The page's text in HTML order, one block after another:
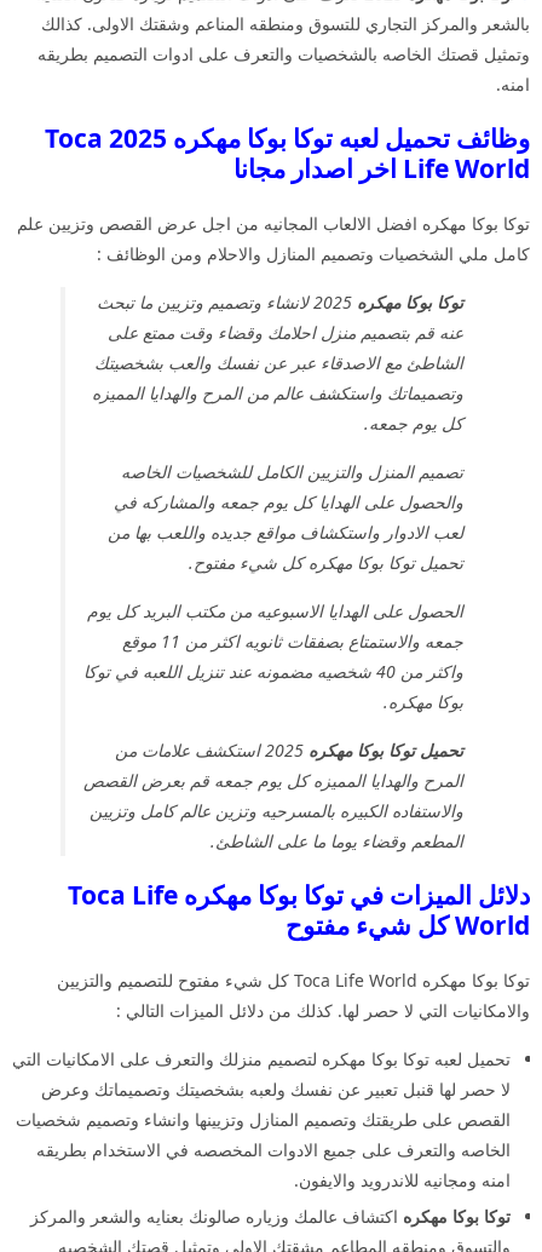
بالشعر والمركز التجاري للتسوق ومنطقه المناعم وشقتك الاولى. كذالك
وتمثيل قصتك الخاصه بالشخصيات والتعرف على ادوات التصميم بطريقه
امنه.
وظائف تحميل لعبه توكا بوكا مهكره 2025 Toca
Life World اخر اصدار مجانا
توكا بوكا مهكره افضل الالعاب المجانيه من اجل عرض القصص وتزيين علم
كامل ملي الشخصيات وتصميم المنازل والاحلام ومن الوظائف :
توكا بوكا مهكره
2025 لانشاء وتصميم وتزيين ما تبحث
عنه قم بتصميم منزل احلامك وقضاء وقت ممتع على
الشاطئ مع الاصدقاء عبر عن نفسك والعب بشخصيتك
وتصميماتك واستكشف عالم من المرح والهدايا المميزه
كل يوم جمعه.
تصميم المنزل والتزيين الكامل للشخصيات الخاصه
والحصول على الهدايا كل يوم جمعه والمشاركه في
لعب الادوار واستكشاف مواقع جديده واللعب بها من
تحميل توكا بوكا مهكره كل شيء مفتوح.
الحصول على الهدايا الاسبوعيه من مكتب البريد كل يوم
جمعه والاستمتاع بصفقات ثانويه اكثر من 11 موقع
واكثر من 40 شخصيه مضمونه عند تنزيل اللعبه في توكا
بوكا مهكره.
تحميل توكا بوكا مهكره
2025 استكشف علامات من
المرح والهدايا المميزه كل يوم جمعه قم بعرض القصص
والاستفاده الكبيره بالمسرحيه وتزين عالم كامل وتزيين
المطعم وقضاء يوما ما على الشاطئ.
دلائل الميزات في توكا بوكا مهكره Toca Life
World كل شيء مفتوح
توكا بوكا مهكره Toca Life World كل شيء مفتوح للتصميم والتزيين
والامكانيات التي لا حصر لها. كذلك من دلائل الميزات التالي :
تحميل لعبه توكا بوكا مهكره لتصميم منزلك والتعرف على الامكانيات التي
لا حصر لها قنبل تعبير عن نفسك ولعبه بشخصيتك وتصميماتك وعرض
القصص على طريقتك وتصميم المنازل وتزيينها وانشاء وتصميم شخصيات
الخاصه والتعرف على جميع الادوات المخصصه في الاستخدام بطريقه
امنه ومجانيه للاندرويد والايفون.
توكا بوكا مهكره اكتشاف عالمك وزياره صالونك بعنايه والشعر والمركز
والتسوق ومنطقه المطاعم مشقتك الاولى وتمثيل قصتك الشخصيه